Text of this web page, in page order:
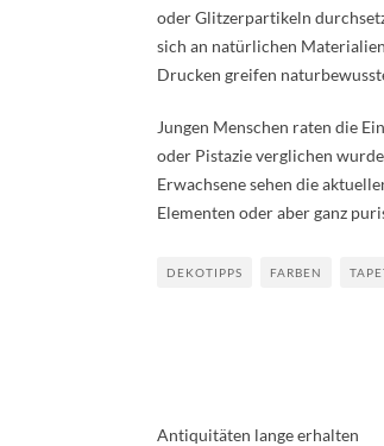
oder Glitzerpartikeln
sich an natürlichen
Drucken greifen
Jungen Menschen raten die
oder Pistazie verglichen
Erwachsene sehen die
Elementen oder aber ganz
DEKOTIPPS FARBEN
Antiquitäten lange erhalten